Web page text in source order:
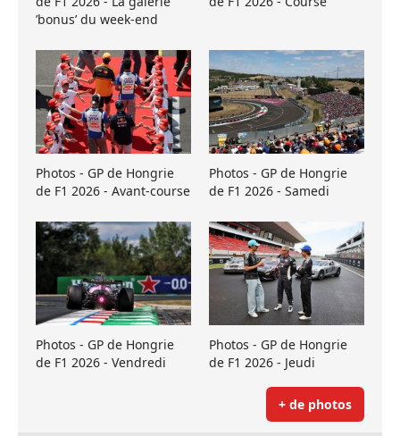
’bonus’ du week-end
Photos - GP de Hongrie
de F1 2026 - Avant-course
Photos - GP de Hongrie
de F1 2026 - Samedi
Photos - GP de Hongrie
de F1 2026 - Vendredi
Photos - GP de Hongrie
de F1 2026 - Jeudi
+ de photos